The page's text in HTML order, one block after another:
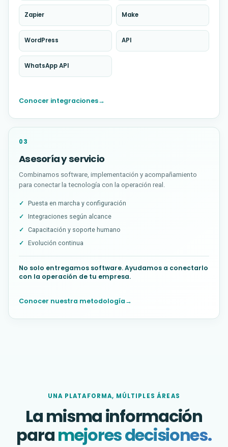
Zapier
(abre en una nueva pestaña)Make
(abre en una nueva pestaña)
WordPress
(abre en una nueva pestaña)API
(abre en una nueva pestaña)
WhatsApp API
(abre en una nueva pestaña)
Conocer integraciones→
(abre en una nueva pestaña)
03
Asesoría y servicio
Combinamos software, implementación y acompañamiento
para conectar la tecnología con la operación real.
Puesta en marcha y configuración
Integraciones según alcance
Capacitación y soporte humano
Evolución continua
No solo entregamos software. Ayudamos a conectarlo
con la operación de tu empresa.
Conocer nuestra metodología→
(abre en una nueva pestaña)
UNA PLATAFORMA, MÚLTIPLES ÁREAS
La misma información
paramejores decisiones.